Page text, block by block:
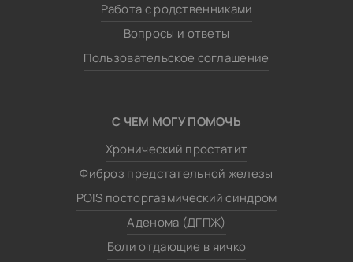
Работа с родственниками
Вопросы и ответы
Пользовательское соглашение
С ЧЕМ МОГУ ПОМОЧЬ
Хронический простатит
Фиброз предстательной железы
POIS посторгазмический синдром
Аденома (ДГПЖ)
Боли отдающие в яичко